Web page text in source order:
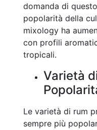
domanda di
popolarità della
mixology ha
con profili
tropicali.
Varietà
Le varietà di rum
sempre più